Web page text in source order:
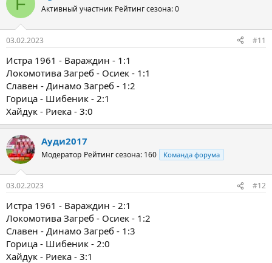
Активный участник Рейтинг сезона: 0
03.02.2023 #11
Истра 1961 - Вараждин - 1:1
Локомотива Загреб - Осиек - 1:1
Славен - Динамо Загреб - 1:2
Горица - Шибеник - 2:1
Хайдук - Риека - 3:0
Ауди2017
Модератор Рейтинг сезона: 160 Команда форума
03.02.2023 #12
Истра 1961 - Вараждин - 2:1
Локомотива Загреб - Осиек - 1:2
Славен - Динамо Загреб - 1:3
Горица - Шибеник - 2:0
Хайдук - Риека - 3:1